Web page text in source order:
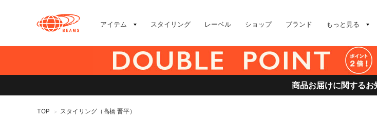
アイテム スタイリング レーベル ショップ ブランド もっと見る
商品お届けに関するお
TOP > スタイリング（高橋 晋平）